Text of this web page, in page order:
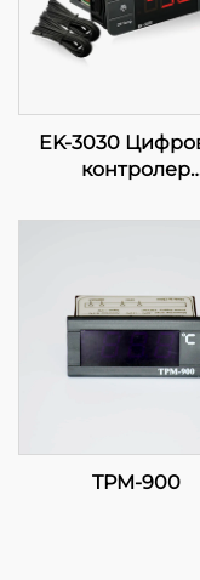
EK-3030
контролер
промислових
застосунків
TPM-900